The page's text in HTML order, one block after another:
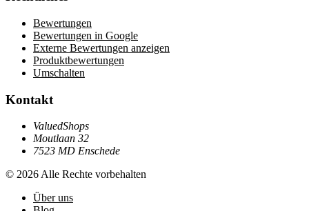
Bewertungen
Bewertungen in Google
Externe Bewertungen anzeigen
Produktbewertungen
Umschalten
Kontakt
ValuedShops
Moutlaan 32
7523 MD Enschede
© 2026 Alle Rechte vorbehalten
Über uns